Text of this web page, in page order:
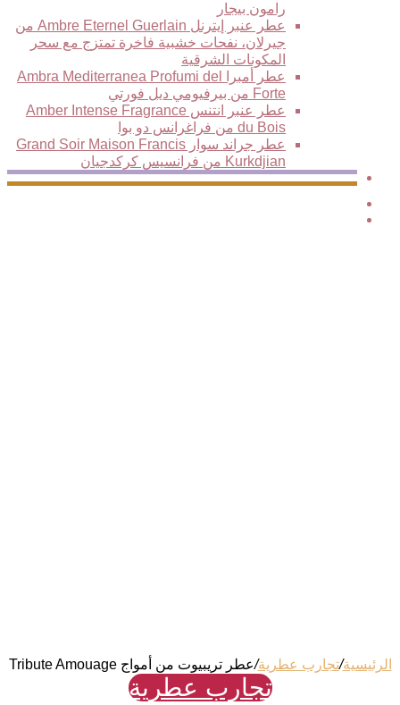
رامون بيجار
عطر عنبر إيترنل Ambre Eternel Guerlain من
جيرلان، نفحات خشبية فاخرة تمتزج مع سحر
المكونات الشرقية
عطر أمبرا Ambra Mediterranea Profumi del
Forte من بيرفيومي ديل فورتي
عطر عنبر انتنس Amber Intense Fragrance
du Bois من فراغرانس دو بوا
عطر جراند سوار Grand Soir Maison Francis
Kurkdjian من فرانسيس كركدجيان
Elite
الرئيسية/تجارب عطرية/عطر تريبيوت من أمواج Tribute Amouage
تجارب عطرية